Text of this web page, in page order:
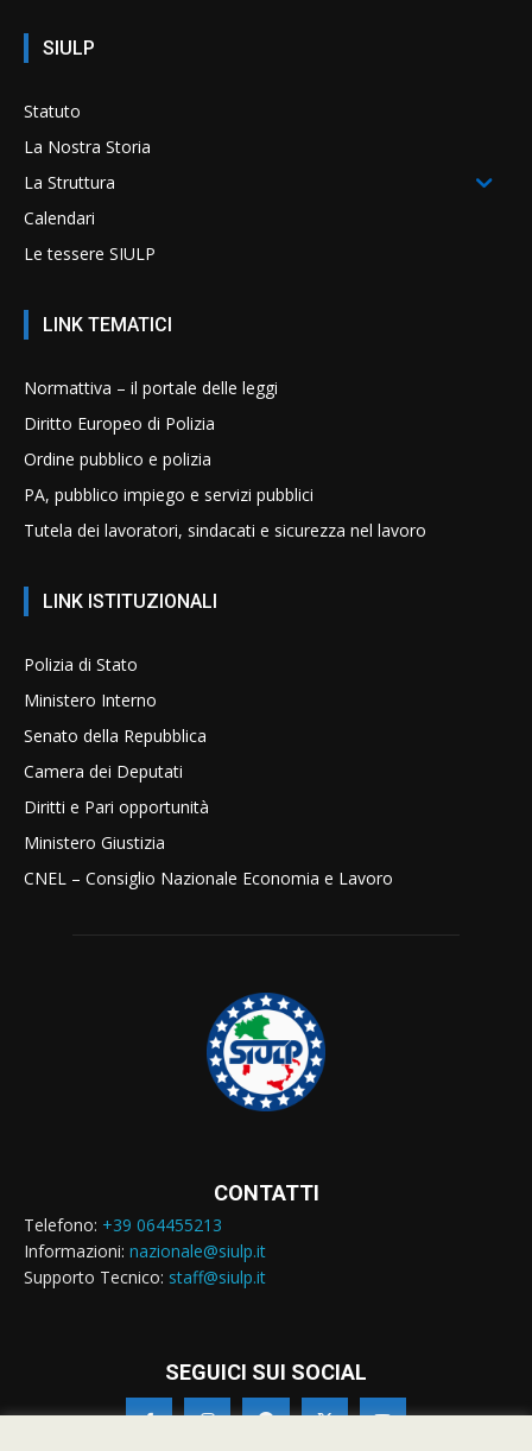
SIULP
Statuto
La Nostra Storia
La Struttura
Calendari
Le tessere SIULP
LINK TEMATICI
Normattiva – il portale delle leggi
Diritto Europeo di Polizia
Ordine pubblico e polizia
PA, pubblico impiego e servizi pubblici
Tutela dei lavoratori, sindacati e sicurezza nel lavoro
LINK ISTITUZIONALI
Polizia di Stato
Ministero Interno
Senato della Repubblica
Camera dei Deputati
Diritti e Pari opportunità
Ministero Giustizia
CNEL – Consiglio Nazionale Economia e Lavoro
CONTATTI
Telefono: +39 064455213
Informazioni: nazionale@siulp.it
Supporto Tecnico: staff@siulp.it
SEGUICI SUI SOCIAL